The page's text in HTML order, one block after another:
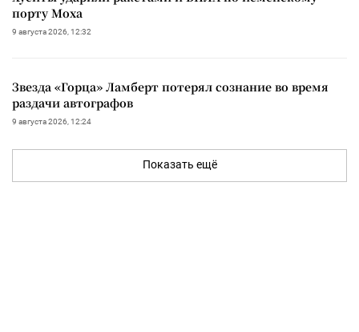
порту Моха
9 августа 2026, 12:32
Звезда «Горца» Ламберт потерял сознание во время
раздачи автографов
9 августа 2026, 12:24
Показать ещё